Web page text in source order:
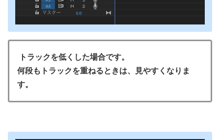
トラックを低くした場合です。
何段もトラックを重ねるときは、見やすくなりま
す。